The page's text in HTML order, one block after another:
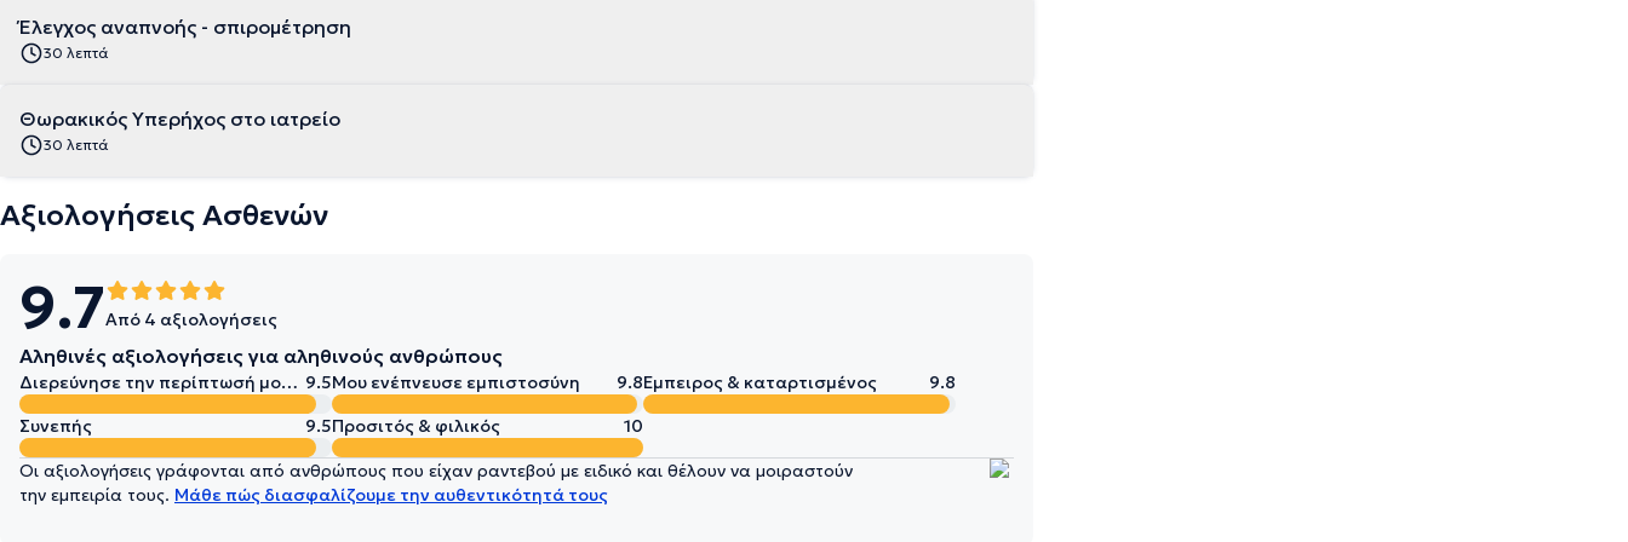
Έλεγχος αναπνοής - σπιρομέτρηση
30 λεπτά
Θωρακικός Υπερήχος στο ιατρείο
30 λεπτά
Αξιολογήσεις Ασθενών
9.7Από 4 αξιολογήσεις
Αληθινές αξιολογήσεις για αληθινούς ανθρώπους
Διερεύνησε την περίπτωσή μου σε βάθος 9.5Μου ενέπνευσε εμπιστοσύνη 9.8Έμπειρος & καταρτισμένος
9.8
Συνεπής
9.5Προσιτός & φιλικός 10
Οι αξιολογήσεις γράφονται από ανθρώπους που είχαν ραντεβού με ειδικό και θέλουν να μοιραστούν
την εμπειρία τους. Μάθε πώς διασφαλίζουμε την αυθεντικότητά τους